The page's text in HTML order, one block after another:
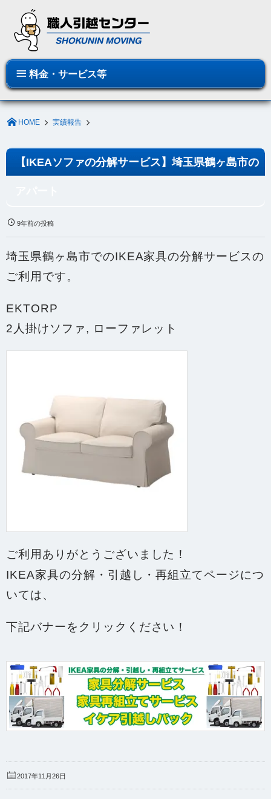
料金・サービス等
HOME 実績報告
【IKEAソファの分解サービス】埼玉県鶴ヶ島市の
9年前の投稿
埼玉県鶴ヶ島市でのIKEA家具の分解サービスの
ご利用です。
EKTORP
2人掛けソファ, ローファレット
ご利用ありがとうございました！
IKEA家具の分解・引越し・再組立てページにつ
いては、
下記バナーをクリックください！
2017年11月26日